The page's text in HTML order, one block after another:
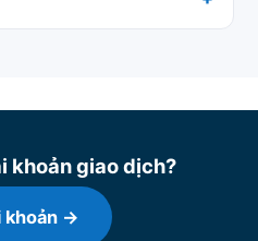
khoản giao dịch?
khoản →